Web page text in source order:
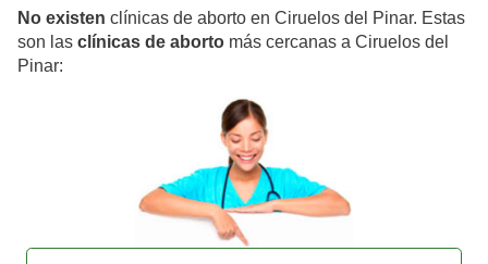
No existen clínicas de aborto en Ciruelos del Pinar. Estas
son las clínicas de aborto más cercanas a Ciruelos del
Pinar: